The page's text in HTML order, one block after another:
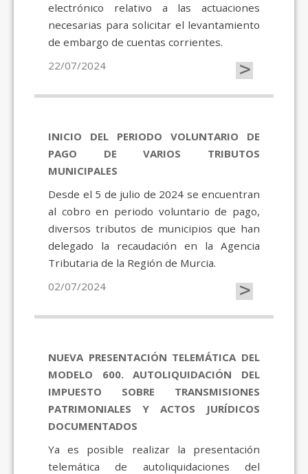
electrónico relativo a las actuaciones
necesarias para solicitar el levantamiento
de embargo de cuentas corrientes.
22/07/2024
>
INICIO DEL PERIODO VOLUNTARIO DE
PAGO DE VARIOS TRIBUTOS
MUNICIPALES
Desde el 5 de julio de 2024 se encuentran
al cobro en periodo voluntario de pago,
diversos tributos de municipios que han
delegado la recaudación en la Agencia
Tributaria de la Región de Murcia.
02/07/2024
>
NUEVA PRESENTACIÓN TELEMÁTICA DEL
MODELO 600. AUTOLIQUIDACIÓN DEL
IMPUESTO SOBRE TRANSMISIONES
PATRIMONIALES Y ACTOS JURÍDICOS
DOCUMENTADOS
Ya es posible realizar la presentación
telemática de autoliquidaciones del